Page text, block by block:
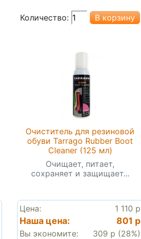
Количество:
Очиститель для резиновой
обуви Tarrago Rubber Boot
Cleaner (125 мл)
Очищает, питает,
сохраняет и защищает...
Цена: 1 110 р
Наша цена: 801 р
Вы экономите: 309 р (28%)